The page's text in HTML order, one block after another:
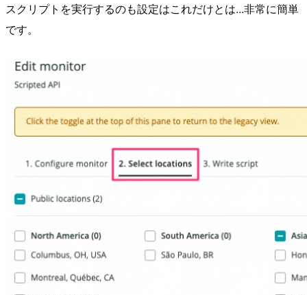
スクリプトを実行するのも設定はこれだけとは...非常に簡単
です。